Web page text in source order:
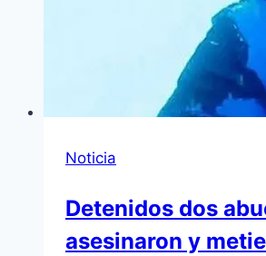
Noticia
Detenidos dos
asesinaron y